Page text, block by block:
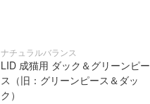
ナチュラルバランス
LID 成猫用 ダック＆グリーンピー
ス（旧：グリーンピース＆ダッ
ク）